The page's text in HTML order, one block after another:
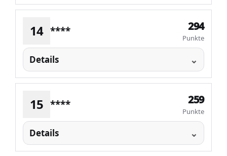
14 **** 294
Punkte
Details
15 **** 259
Punkte
Details